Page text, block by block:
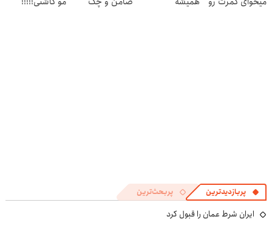
پربازدیدترین پربحث‌ترین
ایران شرط عمان را قبول کرد